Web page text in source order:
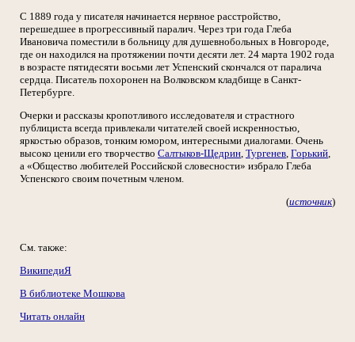
С 1889 года у писателя начинается нервное расстройство,
перешедшее в прогрессивный паралич. Через три года Глеба
Ивановича поместили в больницу для душевнобольных в Новгороде,
где он находился на протяжении почти десяти лет. 24 марта 1902 года
в возрасте пятидесяти восьми лет Успенский скончался от паралича
сердца. Писатель похоронен на Волковском кладбище в Санкт-
Петербурге.
Очерки и рассказы кропотливого исследователя и страстного
публициста всегда привлекали читателей своей искренностью,
яркостью образов, тонким юмором, интересными диалогами. Очень
высоко ценили его творчество Салтыков-Щедрин, Тургенев, Горький,
а «Общество любителей Российской словесности» избрало Глеба
Успенского своим почетным членом.
(источник)
См. также:
ВикипедиЯ
В библиотеке Мошкова
Читать онлайн